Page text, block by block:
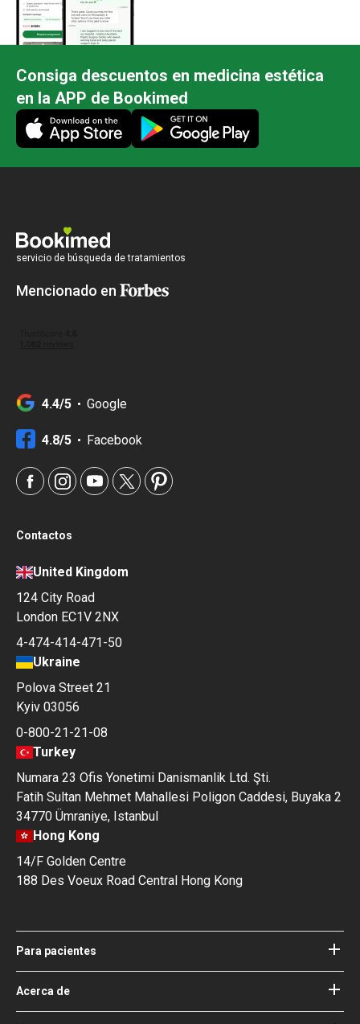
Consiga descuentos en medicina estética
en la APP de Bookimed
servicio de búsqueda de tratamientos
Mencionado en
4.4/5 Google
4.8/5 Facebook
Contactos
United Kingdom
124 City Road
London EC1V 2NX
4-474-414-471-50
Ukraine
Polova Street 21
Kyiv 03056
0-800-21-21-08
Turkey
Numara 23 Ofis Yonetimi Danismanlik Ltd. Şti.
Fatih Sultan Mehmet Mahallesi Poligon Caddesi, Buyaka 2
34770 Ümraniye, Istanbul
Hong Kong
14/F Golden Centre
188 Des Voeux Road Central Hong Kong
Para pacientes
Hospitales
Médicos
Blog
Acerca de
Acerca de Bookimed